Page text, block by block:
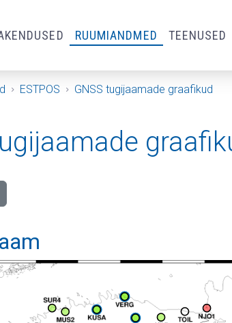
RUUMIANDMED TEENUSED
ESTPOS GNSS tugijaamade graafikud